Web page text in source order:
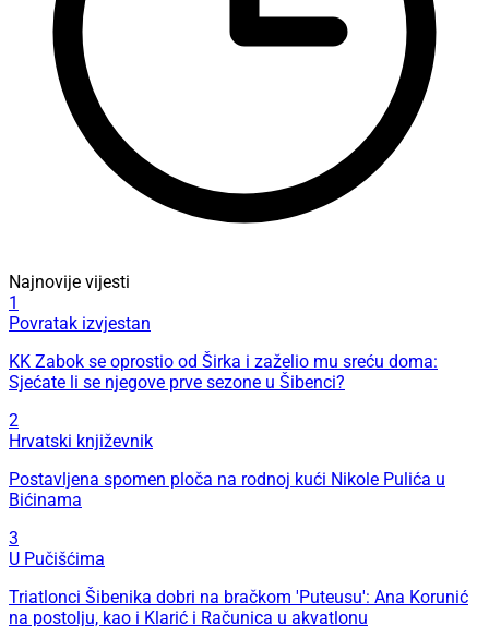
Najnovije vijesti
1
Povratak izvjestan
KK Zabok se oprostio od Širka i zaželio mu sreću doma:
Sjećate li se njegove prve sezone u Šibenci?
2
Hrvatski književnik
Postavljena spomen ploča na rodnoj kući Nikole Pulića u
Bićinama
3
U Pučišćima
Triatlonci Šibenika dobri na bračkom 'Puteusu': Ana Korunić
na postolju, kao i Klarić i Računica u akvatlonu